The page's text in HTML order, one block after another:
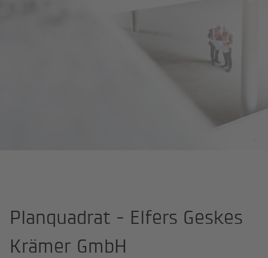
Planquadrat - Elfers Geskes
Krämer GmbH